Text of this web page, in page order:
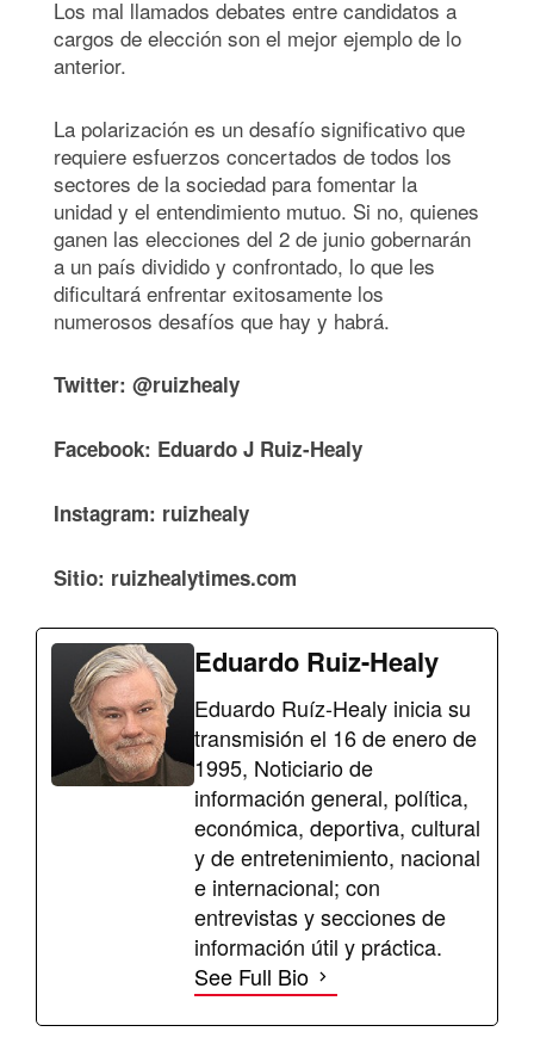
Los mal llamados debates entre candidatos a
cargos de elección son el mejor ejemplo de lo
anterior.
La polarización es un desafío significativo que
requiere esfuerzos concertados de todos los
sectores de la sociedad para fomentar la
unidad y el entendimiento mutuo. Si no, quienes
ganen las elecciones del 2 de junio gobernarán
a un país dividido y confrontado, lo que les
dificultará enfrentar exitosamente los
numerosos desafíos que hay y habrá.
Twitter: @ruizhealy
Facebook: Eduardo J Ruiz-Healy
Instagram: ruizhealy
Sitio: ruizhealytimes.com
Eduardo Ruiz-Healy
Eduardo Ruíz-Healy inicia su
transmisión el 16 de enero de
1995, Noticiario de
información general, política,
económica, deportiva, cultural
y de entretenimiento, nacional
e internacional; con
entrevistas y secciones de
información útil y práctica.
See Full Bio